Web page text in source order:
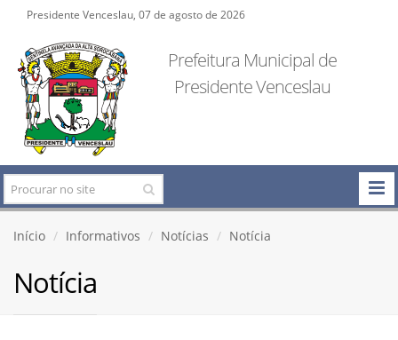
Presidente Venceslau, 07 de agosto de 2026
Prefeitura Municipal de
Presidente Venceslau
Início Informativos Notícias Notícia
Notícia